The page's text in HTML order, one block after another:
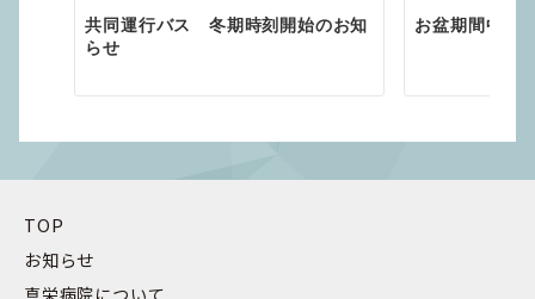
共同運行バス 冬期時刻開始のお知
らせ
お盆期間中の
TOP
お知らせ